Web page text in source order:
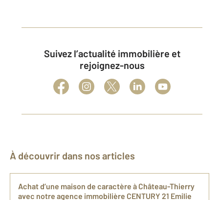
Suivez l’actualité immobilière et
rejoignez-nous
À découvrir dans nos articles
Achat d’une maison de caractère à Château-Thierry
avec notre agence immobilière CENTURY 21 Emilie